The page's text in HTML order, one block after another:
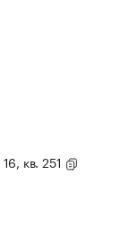
кв. 251